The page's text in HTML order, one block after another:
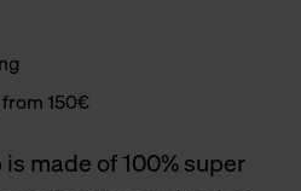
150€
made of 100% super